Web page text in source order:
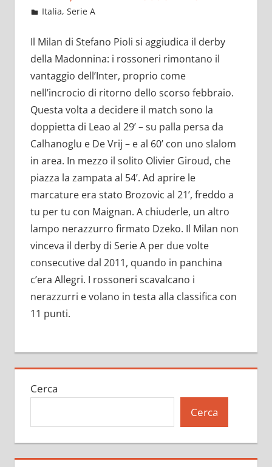
Settembre 5, 2022
admin
Italia,Serie A
Il Milan di Stefano Pioli si aggiudica il derby
della Madonnina: i rossoneri rimontano il
vantaggio dell’Inter, proprio come
nell’incrocio di ritorno dello scorso febbraio.
Questa volta a decidere il match sono la
doppietta di Leao al 29’ – su palla persa da
Calhanoglu e De Vrij – e al 60’ con uno slalom
in area. In mezzo il solito Olivier Giroud, che
piazza la zampata al 54’. Ad aprire le
marcature era stato Brozovic al 21’, freddo a
tu per tu con Maignan. A chiuderle, un altro
lampo nerazzurro firmato Dzeko. Il Milan non
vinceva il derby di Serie A per due volte
consecutive dal 2011, quando in panchina
c’era Allegri. I rossoneri scavalcano i
nerazzurri e volano in testa alla classifica con
11 punti.
Cerca
Cerca